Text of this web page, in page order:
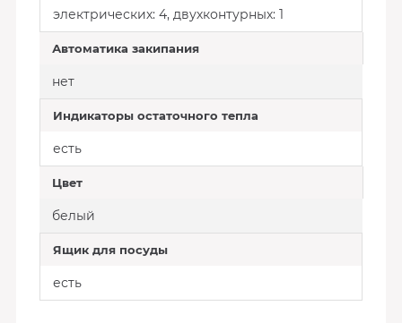
электрических: 4, двухконтурных: 1
Автоматика закипания
нет
Индикаторы остаточного тепла
есть
Цвет
белый
Ящик для посуды
есть